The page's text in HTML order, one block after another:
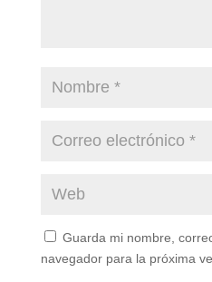
Guarda mi nombre,
navegador para la próxima